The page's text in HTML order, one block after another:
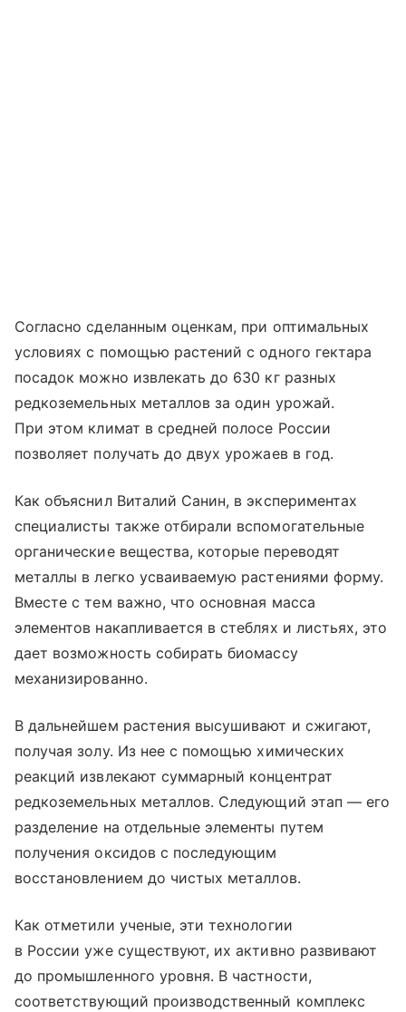
Согласно сделанным оценкам, при оптимальных
условиях с помощью растений с одного гектара
посадок можно извлекать до 630 кг разных
редкоземельных металлов за один урожай.
При этом климат в средней полосе России
позволяет получать до двух урожаев в год.
Как объяснил Виталий Санин, в экспериментах
специалисты также отбирали вспомогательные
органические вещества, которые переводят
металлы в легко усваиваемую растениями форму.
Вместе с тем важно, что основная масса
элементов накапливается в стеблях и листьях, это
дает возможность собирать биомассу
механизированно.
В дальнейшем растения высушивают и сжигают,
получая золу. Из нее с помощью химических
реакций извлекают суммарный концентрат
редкоземельных металлов. Следующий этап — его
разделение на отдельные элементы путем
получения оксидов с последующим
восстановлением до чистых металлов.
Как отметили ученые, эти технологии
в России уже существуют, их активно развивают
до промышленного уровня. В частности,
соответствующий производственный комплекс